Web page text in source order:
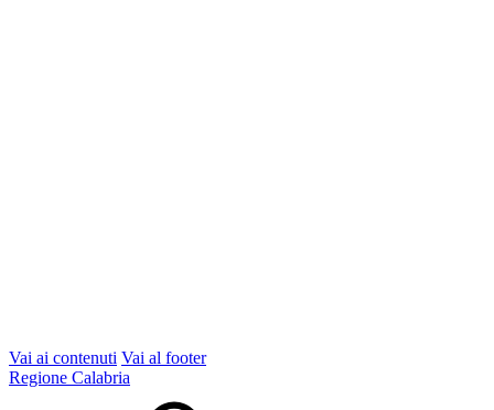
Vai ai contenuti Vai al footer
Regione Calabria